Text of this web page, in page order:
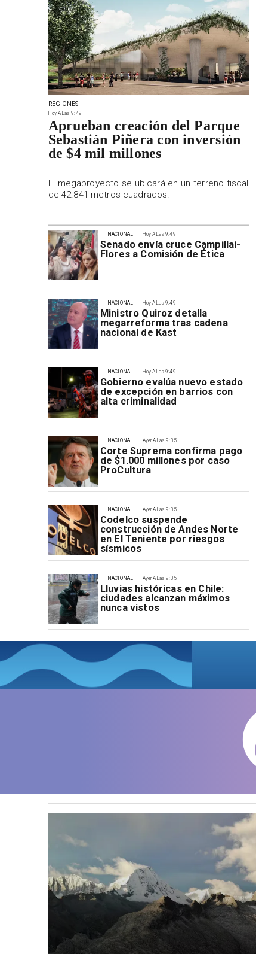
Hoy A Las 9:49
Senado envía cruce Campillai-
Flores a Comisión de Ética
NACIONAL
Hoy A Las 9:49
Ministro Quiroz detalla
megarreforma tras cadena
nacional de Kast
NACIONAL
Hoy A Las 9:49
Gobierno evalúa nuevo estado
de excepción en barrios con
alta criminalidad
NACIONAL
Ayer A Las 9:35
Corte Suprema confirma pago
de $1.000 millones por caso
ProCultura
NACIONAL
Ayer A Las 9:35
Codelco suspende
construcción de Andes Norte
en El Teniente por riesgos
sísmicos
NACIONAL
Ayer A Las 9:35
Lluvias históricas en Chile:
ciudades alcanzan máximos
nunca vistos
NACIONAL
REGIONES
Hoy A Las 9:49
Aprueban creación del Parque
Sebastián Piñera con inversión
de $4 mil millones
El megaproyecto se ubicará en un terreno fiscal
de 42.841 metros cuadrados.